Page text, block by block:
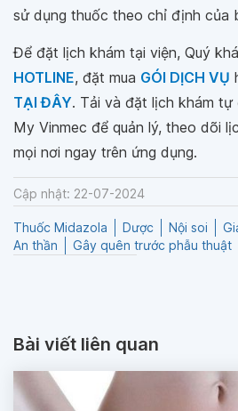
sử dụng thuốc theo chỉ định của
Để đặt lịch khám tại viện, Quý
HOTLINE, đặt mua GÓI DỊCH VỤ
TẠI ĐÂY. Tải và đặt lịch khám tự
My Vinmec để quản lý, theo dõi
mọi nơi ngay trên ứng dụng.
Cập nhật: 22-07-2024
Thuốc Midazola Dược Nội soi
An thần
Gây quên trước phẫu thuật
Bài viết liên quan